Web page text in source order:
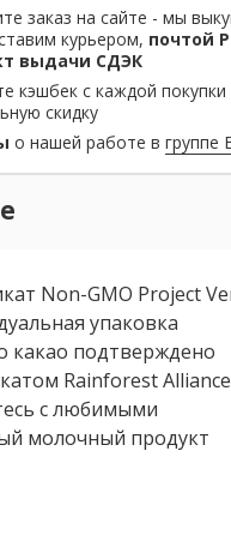
заказ на сайте - мы
курьером, почтой
выдачи СДЭК
кэшбек с каждой покупки
скидку
о нашей работе вгруппе
Non-GMO Project
упаковка
какао подтверждено
Rainforest
с любимыми
молочный продукт